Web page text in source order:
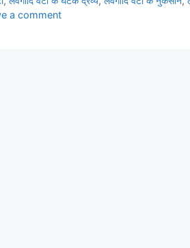
a comment